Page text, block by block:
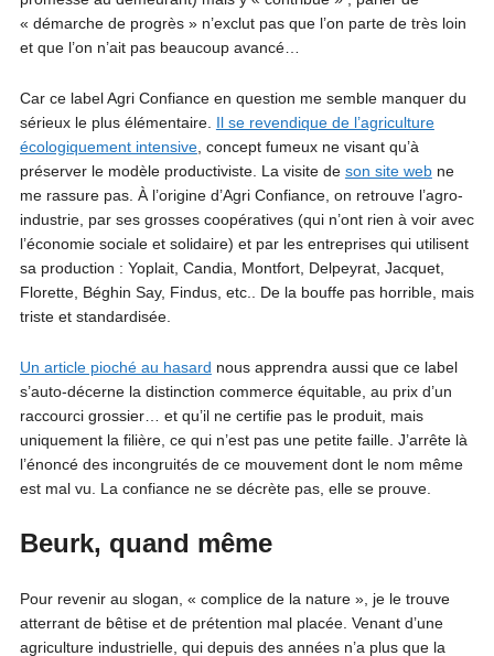
« démarche de progrès » n’exclut pas que l’on parte de très loin
et que l’on n’ait pas beaucoup avancé…
Car ce label Agri Confiance en question me semble manquer du
sérieux le plus élémentaire. Il se revendique de l’agriculture
écologiquement intensive, concept fumeux ne visant qu’à
préserver le modèle productiviste. La visite de son site webne
me rassure pas. À l’origine d’Agri Confiance, on retrouve l’agro-
industrie, par ses grosses coopératives (qui n’ont rien à voir avec
l’économie sociale et solidaire) et par les entreprises qui utilisent
sa production : Yoplait, Candia, Montfort, Delpeyrat, Jacquet,
Florette, Béghin Say, Findus, etc.. De la bouffe pas horrible, mais
triste et standardisée.
Un article pioché au hasard nous apprendra aussi que ce label
s’auto-décerne la distinction commerce équitable, au prix d’un
raccourci grossier… et qu’il ne certifie pas le produit, mais
uniquement la filière, ce qui n’est pas une petite faille. J’arrête là
l’énoncé des incongruités de ce mouvement dont le nom même
est mal vu. La confiance ne se décrète pas, elle se prouve.
Beurk, quand même
Pour revenir au slogan, « complice de la nature », je le trouve
atterrant de bêtise et de prétention mal placée. Venant d’une
agriculture industrielle, qui depuis des années n’a plus que la